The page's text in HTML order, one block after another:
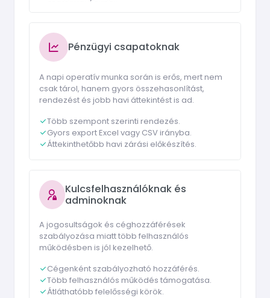
Pénzügyi csapatoknak
A napi operatív munka során is erős, mert nem
csak tárol, hanem gyors összehasonlítást,
rendezést és jobb havi áttekintést is ad.
Több szempont szerinti rendezés.
Gyors export Excel vagy CSV irányba.
Áttekinthetőbb havi zárási előkészítés.
Kulcsfelhasználóknak és
adminoknak
A jogosultságok és céghozzáférések
szabályozása miatt több felhasználós
működésben is jól kezelhető.
Cégenként szabályozható hozzáférés.
Több felhasználós működés támogatása.
Átláthatóbb felelősségi körök.